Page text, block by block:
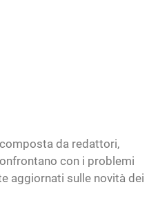
da redattori,
con i problemi
aggiornati sulle novità dei